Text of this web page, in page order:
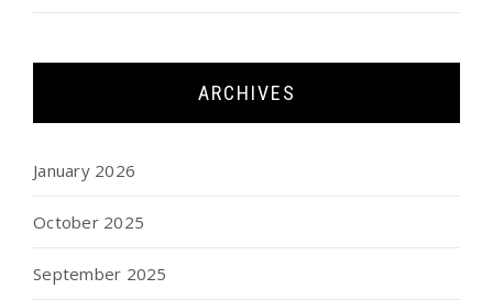
ARCHIVES
January 2026
October 2025
September 2025